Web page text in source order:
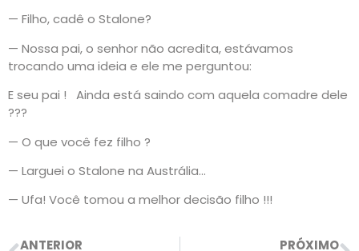
— Filho, cadê o Stalone?
— Nossa pai, o senhor não acredita, estávamos
trocando uma ideia e ele me perguntou:
E seu pai ! Ainda está saindo com aquela comadre dele
???
— O que você fez filho ?
— Larguei o Stalone na Austrália…
— Ufa! Você tomou a melhor decisão filho !!!
ANTERIOR PRÓXIMO